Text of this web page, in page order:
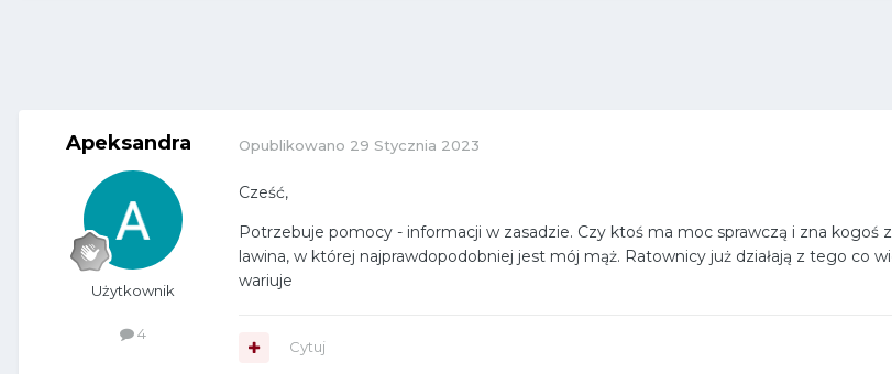
Apeksandra
Użytkownik
4
Opublikowano 29 Stycznia 2023
Cześć,
Potrzebuje pomocy - informacji w zasadzie. Czy ktoś ma moc sprawczą i zna kogoś
lawina, w której najprawdopodobniej jest mój mąż. Ratownicy już działają z tego co
wariuje
Cytuj